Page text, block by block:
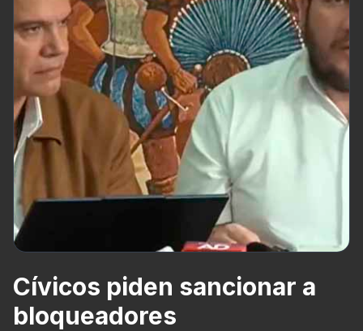
Cívicos piden sancionar a
bloqueadores